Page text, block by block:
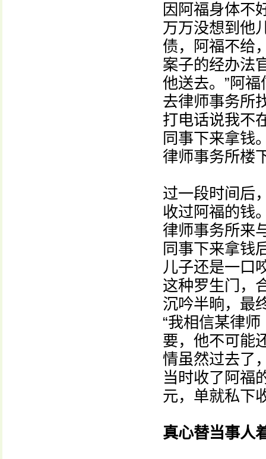
因阿福身体不
万万没想到他
债，阿福不给
案子的经办法
他送去。”阿
去律师事务所
打电话说我不
同事下来拿钱
律师事务所楼
过一段时间后
收过阿福的钱
律师事务所来
同事下来拿钱
儿子还是一口
这种罗生门，
沉吟半晌，最
“我相信某律
要，他不可能
情虽然过去了
当时收了阿福
元，单就私下
真心替当事人